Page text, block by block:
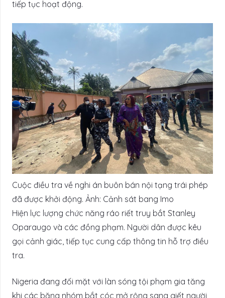
tiếp tục hoạt động.
Cuộc điều tra về nghi án buôn bán nội tạng trái phép
đã được khởi động. Ảnh: Cảnh sát bang Imo
Hiện lực lượng chức năng ráo riết truy bắt Stanley
Oparaugo và các đồng phạm. Người dân được kêu
gọi cảnh giác, tiếp tục cung cấp thông tin hỗ trợ điều
tra.
Nigeria đang đối mặt với làn sóng tội phạm gia tăng
khi các băng nhóm bắt cóc mở rộng sang giết người